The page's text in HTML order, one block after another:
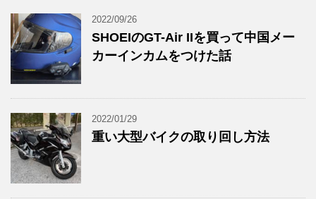
2022/09/26
SHOEIのGT-Air IIを買って中国メー
カーインカムをつけた話
2022/01/29
重い大型バイクの取り回し方法